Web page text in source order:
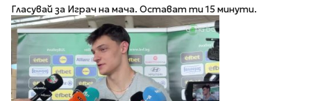
Гласувай за Играч на мача. Остават ти 15 минути.